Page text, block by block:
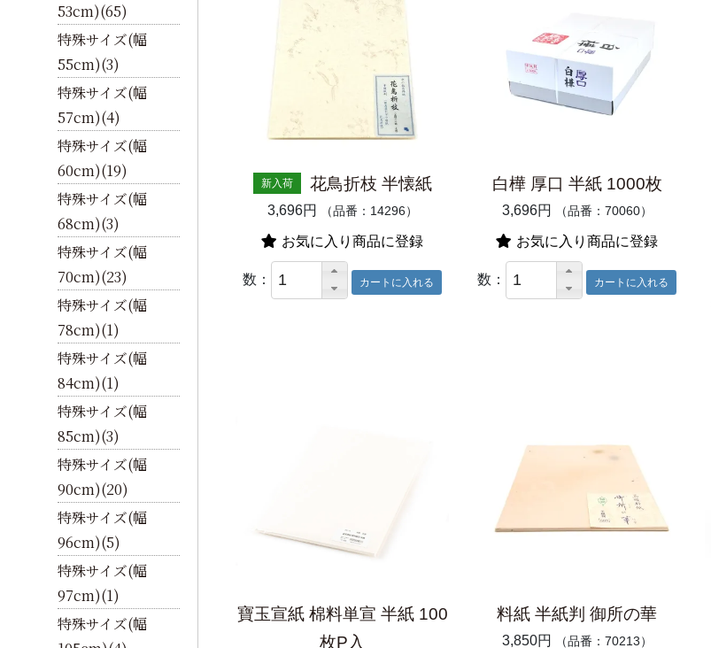
新入荷 花鳥折枝 半懐紙
3,696円 （品番：14296）
お気に入り商品に登録
数：
白樺 厚口 半紙 1000枚
3,696円 （品番：70060）
お気に入り商品に登録
数：
寶玉宣紙 棉料単宣 半紙 100
枚P入
料紙 半紙判 御所の華
3,850円 （品番：70213）
53cm)(65)
特殊サイズ(幅
55cm)(3)
特殊サイズ(幅
57cm)(4)
特殊サイズ(幅
60cm)(19)
特殊サイズ(幅
68cm)(3)
特殊サイズ(幅
70cm)(23)
特殊サイズ(幅
78cm)(1)
特殊サイズ(幅
84cm)(1)
特殊サイズ(幅
85cm)(3)
特殊サイズ(幅
90cm)(20)
特殊サイズ(幅
96cm)(5)
特殊サイズ(幅
97cm)(1)
特殊サイズ(幅